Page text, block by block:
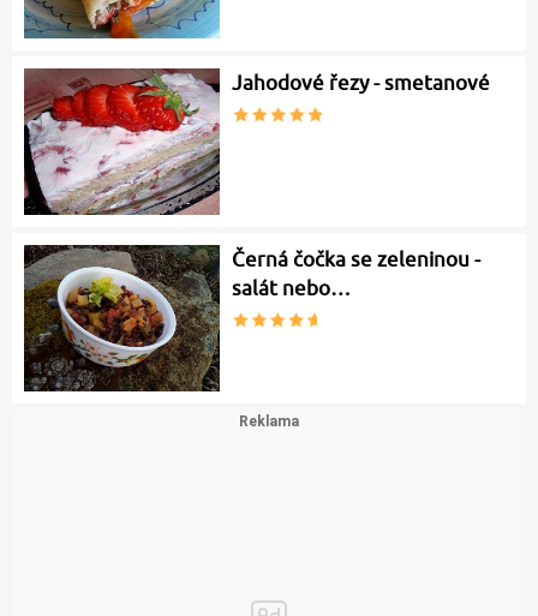
Jahodové řezy - smetanové
Černá čočka se zeleninou -
salát nebo…